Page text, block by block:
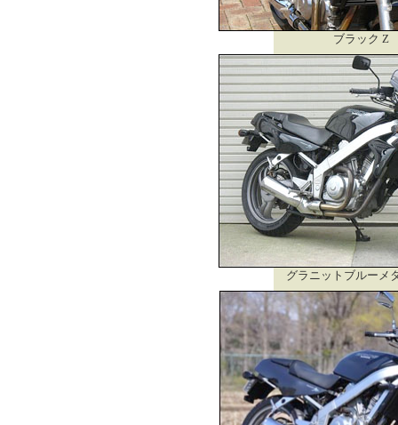
ブラック Z
グラニットブルーメ